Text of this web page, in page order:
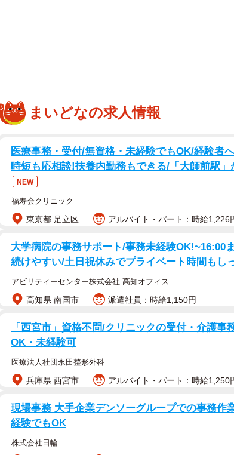
「恋活（恋人作り）」におすすめな出会いの場ランキン
まず、「恋活（恋人作り）におすすめな出会いの場」
リ」（114票）、「友人からの紹介」（98票）、「趣
まいどなの求人情報
医療事務・受付/無資格・未経験でもOK/経験者
時短も応相談!扶養内勤務もできる/「大師前駅
NEW
福寿会クリニック
東京都 足立区 アルバイト・パート：時給1,226
大学病院の事務サポート/事務未経験OK!~16:00
続けやすい/土日祝休みでプライベート時間もし
アビリティーセンター株式会社 高知オフィス
高知県 南国市 派遣社員：時給1,150円
「西宮市」資格不問/クリニックの受付・介護事
OK・未経験可
医療法人社団永田整形外科
兵庫県 西宮市 アルバイト・パート：時給1,250
現場事務 大手企業デンソーグループでの事務作
経験でもOK
株式会社日輪